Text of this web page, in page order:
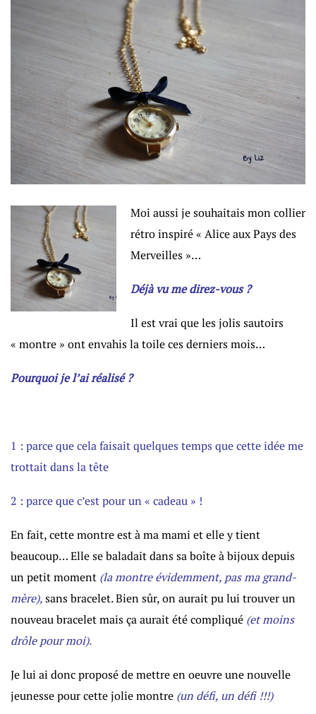
Moi aussi je souhaitais mon collier
rétro inspiré « Alice aux Pays des
Merveilles »…
Déjà vu me direz-vous ?
Il est vrai que les jolis sautoirs
« montre » ont envahis la toile ces derniers mois…
Pourquoi je l’ai réalisé ?
1 : parce que cela faisait quelques temps que cette idée me
trottait dans la tête
2 : parce que c’est pour un « cadeau » !
En fait, cette montre est à ma mami et elle y tient
beaucoup… Elle se baladait dans sa boîte à bijoux depuis
un petit moment (la montre évidemment, pas ma grand-
mère),sans bracelet. Bien sûr, on aurait pu lui trouver un
nouveau bracelet mais ça aurait été compliqué (et moins
drôle pour moi).
Je lui ai donc proposé de mettre en oeuvre une nouvelle
jeunesse pour cette jolie montre (un défi, un défi !!!)